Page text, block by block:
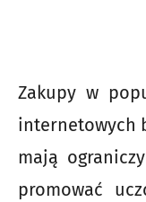
Zakupy w
internetowych
mają
promować